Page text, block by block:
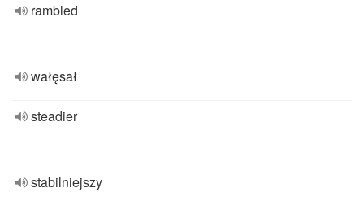
rambled
wałęsał
steadier
stabilniejszy